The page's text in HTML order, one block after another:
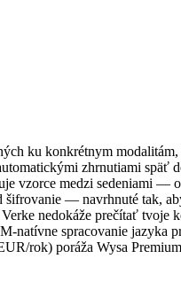
ku konkrétnym modalitám,
zhrnutiami späť
vzorce medzi sedeniami —
šifrovanie — navrhnuté tak,
nedokáže prečítať tvoje
natívne spracovanie jazyka
rok) poráža Wysa